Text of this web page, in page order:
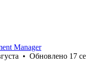
Manager
• Обновлено 17